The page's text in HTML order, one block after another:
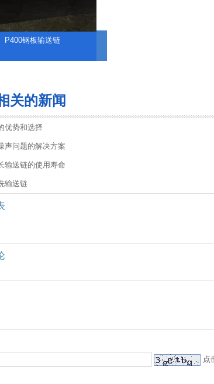
P400钢板输送链
关的新闻
优势和选择
声问题的解决方案
输送链的使用寿命
输送链
点